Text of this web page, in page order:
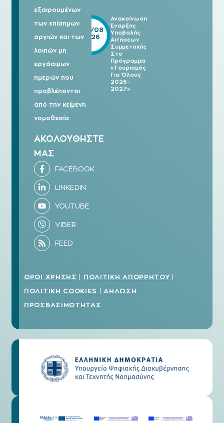
εξαιρουμένων
των επίσημων
αργιών και των
λοιπών μη
εργάσιμων
ημερών που
προβλέπονται
από την κείμενη
νομοθεσία.
ΑΚΟΛΟΥΘΗΣΤΕ
ΜΑΣ
Ανακοίνωση
Έναρξης
Υποβολής
Αιτήσεων
Συμμετοχής
Στο
Πρόγραμμα
«Τουρισμός
Για Όλους
2026-
2027»
05/08
2026
ΟΡΟΙ ΧΡΗΣΗΣ ΠΟΛΙΤΙΚΗ ΑΠΟΡΡΗΤΟΥ
ΠΟΛΙΤΙΚΗ COOKIES
ΔΗΛΩΣΗ
ΠΡΟΣΒΑΣΙΜΟΤΗΤΑΣ